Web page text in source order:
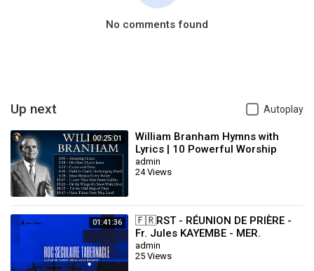
No comments found
Up next Autoplay
00:25:01
William Branham Hymns with
Lyrics | 10 Powerful Worship
Songs
admin
24 Views
01:41:36
🇫🇷RST - RÉUNION DE PRIÈRE -
Fr. Jules KAYEMBE - MER.
29.10.2025
admin
25 Views